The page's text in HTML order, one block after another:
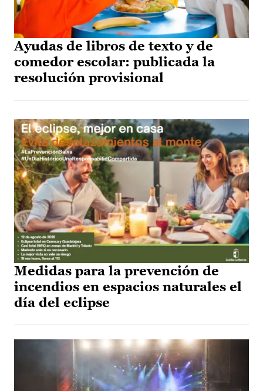
Ayudas de libros de texto y de
comedor escolar: publicada la
resolución provisional
Medidas para la prevención de
incendios en espacios naturales el
día del eclipse